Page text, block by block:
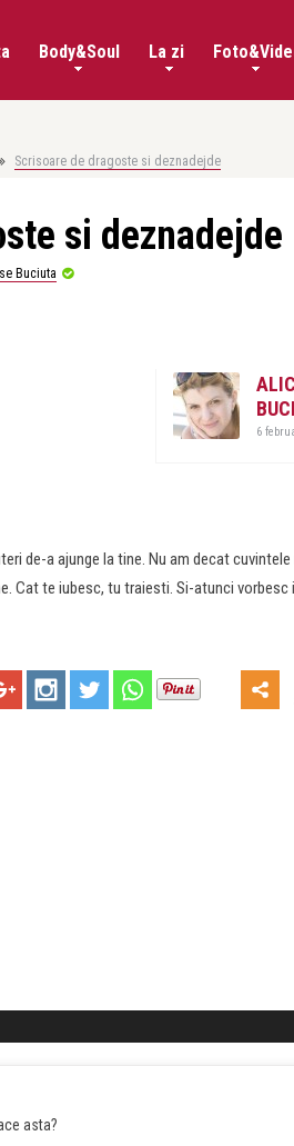
Body&Soul La zi
Scrisoare de dragoste si deznadejde
si deznadejde
Buciuta
6
de-a ajunge la tine. Nu am decat cuvintele
Cat te iubesc, tu traiesti. Si-atunci vorbesc
asta?